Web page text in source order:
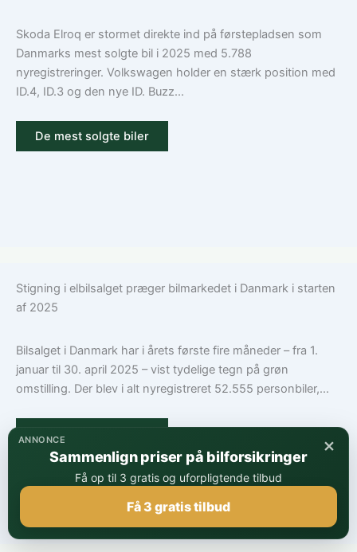
Skoda Elroq er stormet direkte ind på førstepladsen som
Danmarks mest solgte bil i 2025 med 5.788
nyregistreringer. Volkswagen holder en stærk position med
ID.4, ID.3 og den nye ID. Buzz...
De mest solgte biler
Stigning i elbilsalget præger bilmarkedet i Danmark i starten
af 2025
Bilsalget i Danmark har i årets første fire måneder – fra 1.
januar til 30. april 2025 – vist tydelige tegn på grøn
omstilling. Der blev i alt nyregistreret 52.555 personbiler,...
De mest solgte biler ×
ANNONCE
Sammenlign priser på bilforsikringer
Få op til 3 gratis og uforpligtende tilbud
Få 3 gratis tilbud